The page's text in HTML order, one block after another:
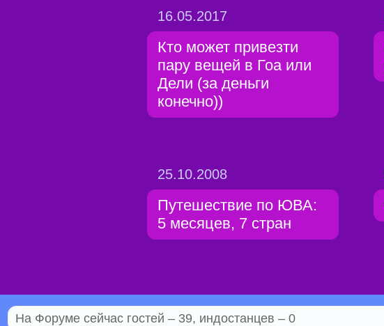
16.05.2017
Кто может привезти
пару вещей в Гоа или
Дели (за деньги
конечно))
25.10.2008
Путешествие по ЮВА:
5 месяцев, 7 стран
На Форуме сейчас гостей – 39, индостанцев – 0